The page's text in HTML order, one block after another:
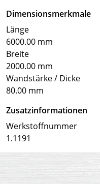
Dimensionsmerkmale
Länge
6000.00 mm
Breite
2000.00 mm
Wandstärke / Dicke
80.00 mm
Zusatzinformationen
Werkstoffnummer
1.1191